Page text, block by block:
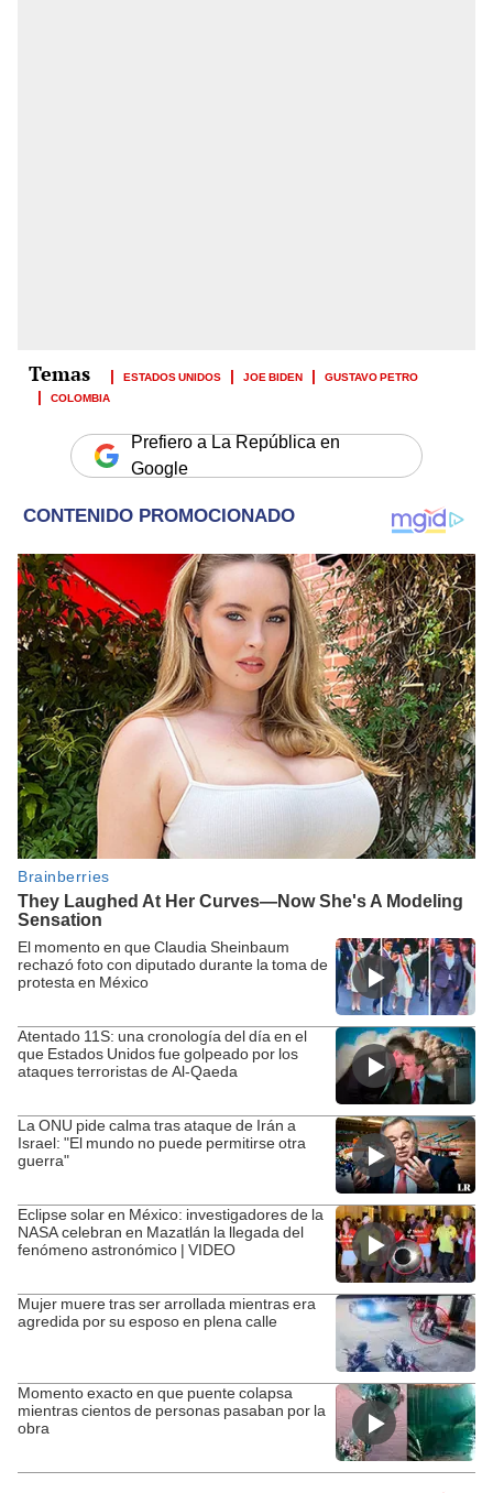
ESTADOS UNIDOS JOE BIDEN
GUSTAVO PETRO
COLOMBIA
Prefiero a La República en
Google
El momento en que Claudia Sheinbaum
rechazó foto con diputado durante la toma de
protesta en México
Atentado 11S: una cronología del día en el
que Estados Unidos fue golpeado por los
ataques terroristas de Al-Qaeda
La ONU pide calma tras ataque de Irán a
Israel: "El mundo no puede permitirse otra
guerra"
Eclipse solar en México: investigadores de la
NASA celebran en Mazatlán la llegada del
fenómeno astronómico | VIDEO
Mujer muere tras ser arrollada mientras era
agredida por su esposo en plena calle
Momento exacto en que puente colapsa
mientras cientos de personas pasaban por la
obra